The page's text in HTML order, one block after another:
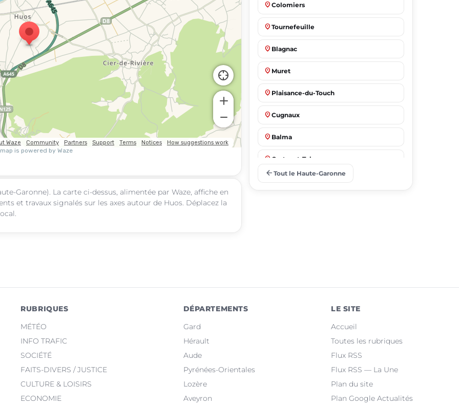
Garonne). La carte ci-dessus, alimentée par Waze, affiche en
et travaux signalés sur les axes autour de Huos. Déplacez la
place Colomiers
place Tournefeuille
place Blagnac
place Muret
place Plaisance-du-Touch
place Cugnaux
place Balma
place Castanet-Tolosan
arrow_back Tout le Haute-Garonne
RUBRIQUES
MÉTÉO
INFO TRAFIC
SOCIÉTÉ
FAITS-DIVERS / JUSTICE
CULTURE & LOISIRS
ECONOMIE
DÉPARTEMENTS
Gard
Hérault
Aude
Pyrénées-Orientales
Lozère
Aveyron
LE SITE
Accueil
Toutes les rubriques
Flux RSS
Flux RSS — La Une
Plan du site
Plan Google Actualités